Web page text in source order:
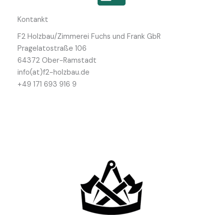
Kontankt
F2 Holzbau/Zimmerei Fuchs und Frank GbR
Pragelatostraße 106
64372 Ober-Ramstadt
info(at)f2-holzbau.de
+49 171 693 916 9